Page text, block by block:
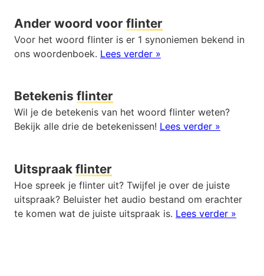
Ander woord voor flinter
Voor het woord flinter is er 1 synoniemen bekend in
ons woordenboek. Lees verder »
Betekenis flinter
Wil je de betekenis van het woord flinter weten?
Bekijk alle drie de betekenissen! Lees verder »
Uitspraak flinter
Hoe spreek je flinter uit? Twijfel je over de juiste
uitspraak? Beluister het audio bestand om erachter
te komen wat de juiste uitspraak is. Lees verder »